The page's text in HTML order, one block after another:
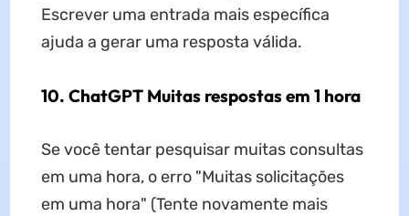
Escrever uma entrada mais específica
ajuda a gerar uma resposta válida.
10. ChatGPT Muitas respostas em 1 hora
Se você tentar pesquisar muitas consultas
em uma hora, o erro "Muitas solicitações
em uma hora" (Tente novamente mais